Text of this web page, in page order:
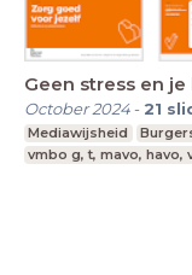
Geen stress en
October 2024- 21
Mediawijsheid
vmbo g, t, mavo, havo,